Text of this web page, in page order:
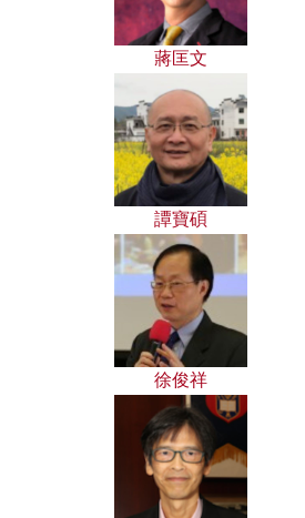
蔣匡文
譚寶碩
徐俊祥